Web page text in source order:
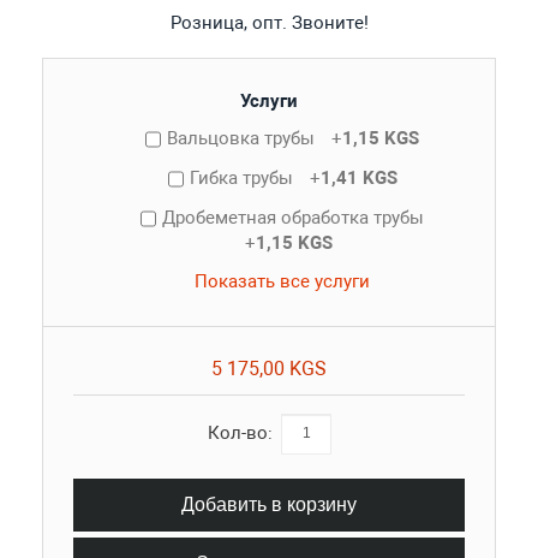
Розница, опт. Звоните!
Услуги
Вальцовка трубы
+1,15 KGS
Гибка трубы
+1,41 KGS
Дробеметная обработка трубы
+1,15 KGS
Показать все услуги
5 175,00 KGS
Кол-во:
Добавить в корзину